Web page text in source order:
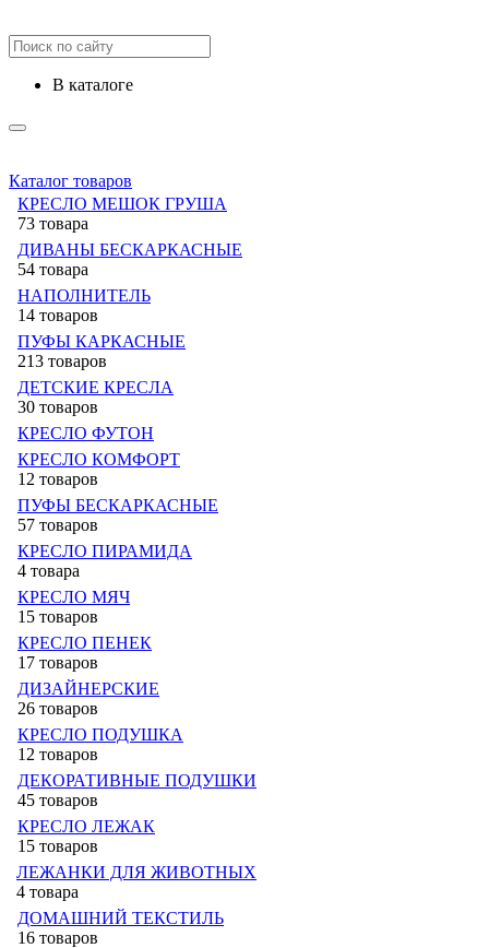
в каталоге
Каталог товаров
КРЕСЛО МЕШОК ГРУША
73 товара
ДИВАНЫ БЕСКАРКАСНЫЕ
54 товара
НАПОЛНИТЕЛЬ
14 товаров
ПУФЫ КАРКАСНЫЕ
213 товаров
ДЕТСКИЕ КРЕСЛА
30 товаров
КРЕСЛО ФУТОН
КРЕСЛО КОМФОРТ
12 товаров
ПУФЫ БЕСКАРКАСНЫЕ
57 товаров
КРЕСЛО ПИРАМИДА
4 товара
КРЕСЛО МЯЧ
15 товаров
КРЕСЛО ПЕНЕК
17 товаров
ДИЗАЙНЕРСКИЕ
26 товаров
КРЕСЛО ПОДУШКА
12 товаров
ДЕКОРАТИВНЫЕ ПОДУШКИ
45 товаров
КРЕСЛО ЛЕЖАК
15 товаров
ЛЕЖАНКИ ДЛЯ ЖИВОТНЫХ
4 товара
ДОМАШНИЙ ТЕКСТИЛЬ
16 товаров